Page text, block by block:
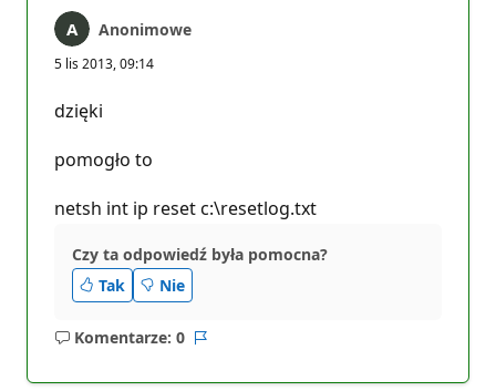
Anonimowe
5 lis 2013, 09:14
dzięki
pomogło to
netsh int ip reset c:\resetlog.txt
Czy ta odpowiedź była pomocna?
Tak
Nie
Komentarze: 0
Brak